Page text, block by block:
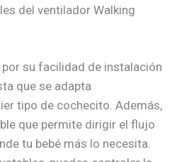
del ventilador Walking
su facilidad de instalación
que se adapta
tipo de cochecito. Además,
que permite dirigir el flujo
tu bebé más lo necesita.